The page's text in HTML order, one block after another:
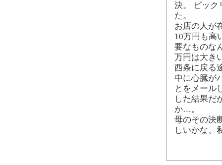
決。 ビック
た。
お店の人が
10万円も高
要なものな
万円は大き
西条に戻る
中に心臓が
とをメール
した結果だ
か…。
母のその決
しいかな、